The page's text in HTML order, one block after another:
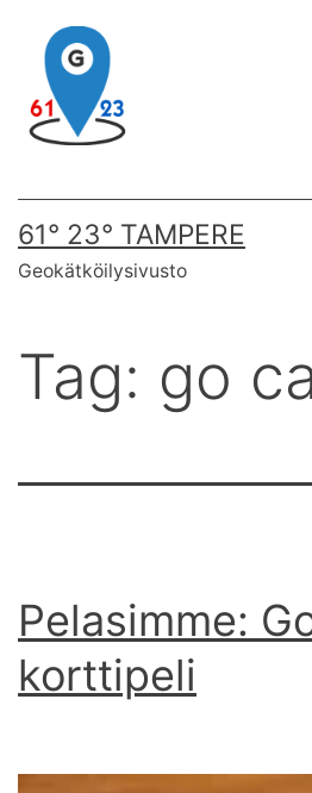
content
61° 23° TAMPERE
Geokätköilysivusto
Tag: go
Pelasimme:
korttipeli